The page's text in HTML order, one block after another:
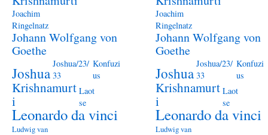
Joachim
Ringelnatz
Johann Wolfgang von
Goethe
Joshua
Joshua/23/
33
Konfuzi
us
Krishnamurt
i
Laot
se
Leonardo da vinci
Ludwig van
Joachim
Ringelnatz
Johann Wolfgang von
Goethe
Joshua
Joshua/23/
33
Konfuzi
us
Krishnamurt
i
Laot
se
Leonardo da vinci
Ludwig van